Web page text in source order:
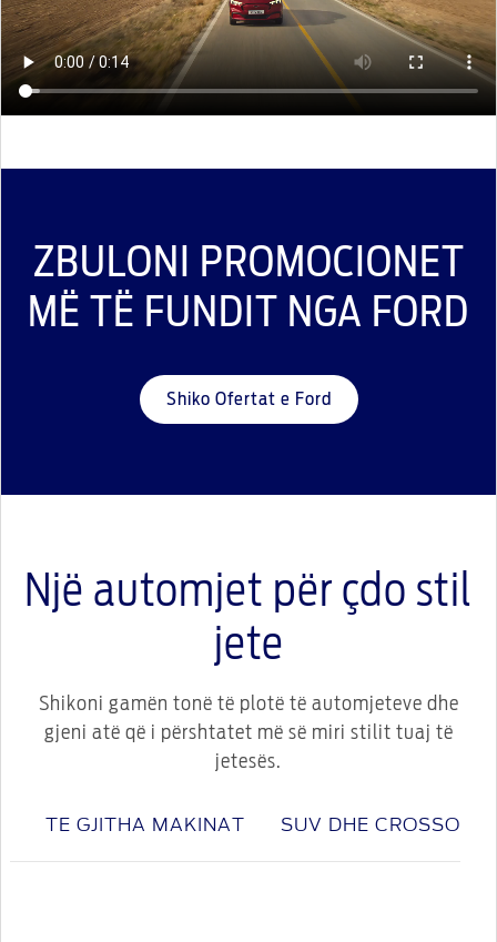
ZBULONI PROMOCIONET
MË TË FUNDIT NGA FORD
Shiko Ofertat e Ford
Një automjet për çdo stil
jete
Shikoni gamën tonë të plotë të automjeteve dhe
gjeni atë që i përshtatet më së miri stilit tuaj të
jetesës.
TE GJITHA MAKINAT SUV DHE